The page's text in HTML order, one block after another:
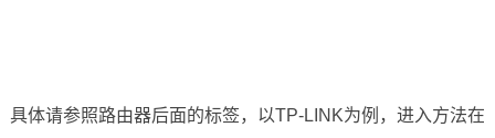
体请参照路由器后面的标签，以TP-LINK为例，进入方法在